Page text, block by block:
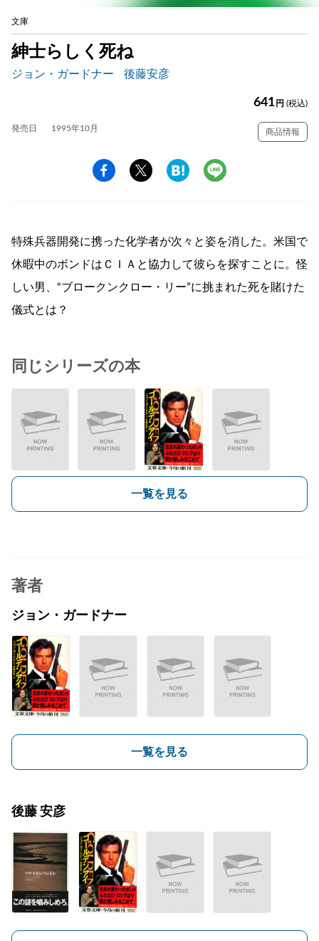
文庫
紳士らしく死ね
ジョン・ガードナー 後藤安彦
641 円 (税込)
発売日 1995年10月 商品情報
特殊兵器開発に携った化学者が次々と姿を消した。米国で
休暇中のボンドはＣＩＡと協力して彼らを探すことに。怪
しい男、“ブロークンクロー・リー”に挑まれた死を賭けた
儀式とは？
同じシリーズの本
一覧を見る
著者
ジョン・ガードナー
一覧を見る
後藤 安彦